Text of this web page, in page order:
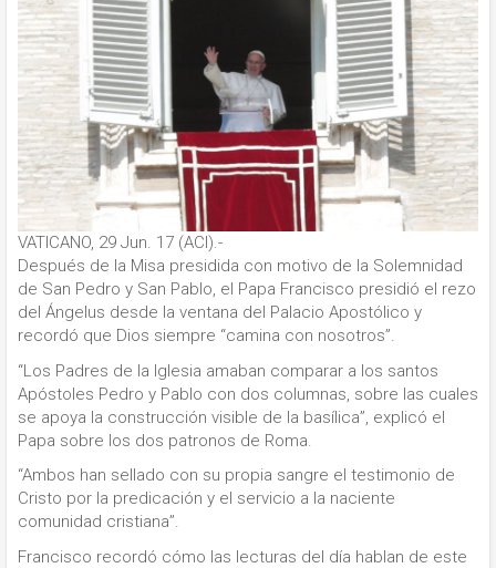
VATICANO, 29 Jun. 17 (ACI).-
Después de la Misa presidida con motivo de la Solemnidad
de San Pedro y San Pablo, el Papa Francisco presidió el rezo
del Ángelus desde la ventana del Palacio Apostólico y
recordó que Dios siempre “camina con nosotros”.
“Los Padres de la Iglesia amaban comparar a los santos
Apóstoles Pedro y Pablo con dos columnas, sobre las cuales
se apoya la construcción visible de la basílica”, explicó el
Papa sobre los dos patronos de Roma.
“Ambos han sellado con su propia sangre el testimonio de
Cristo por la predicación y el servicio a la naciente
comunidad cristiana”.
Francisco recordó cómo las lecturas del día hablan de este